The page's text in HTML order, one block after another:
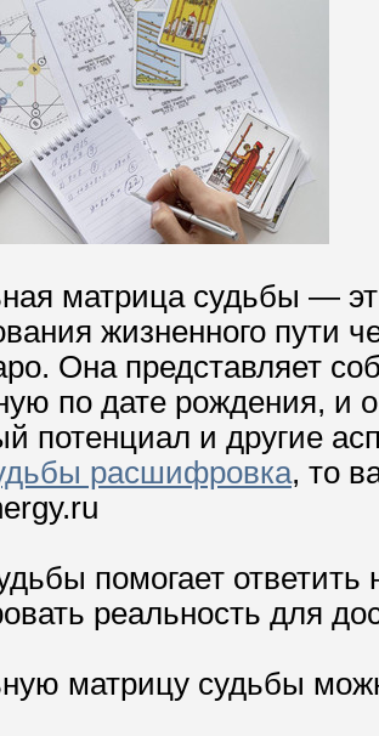
матрица судьбы —
жизненного пути
Она представляет
по дате рождения, и
потенциал и другие
расшифровка, то
помогает
реальность для
матрицу судьбы